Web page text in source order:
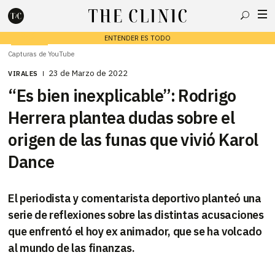
ENTENDER ES TODO
Escribe lo que deseas y presiona enter para buscar
Capturas de YouTube
VIRALES 23 de Marzo de 2022
“Es bien inexplicable”: Rodrigo
Herrera plantea dudas sobre el
origen de las funas que vivió Karol
Dance
El periodista y comentarista deportivo planteó una
serie de reflexiones sobre las distintas acusaciones
que enfrentó el hoy ex animador, que se ha volcado
al mundo de las finanzas.